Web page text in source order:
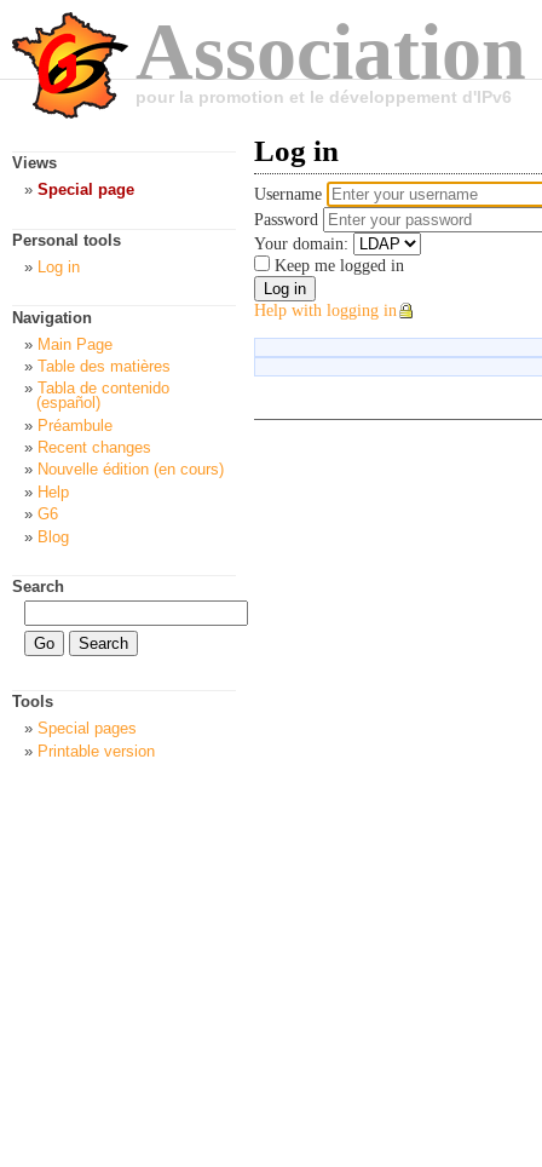
pour la promotion et le développement d'IPv6
Log in
Username
Password
Your domain:
Keep me logged in
Help with logging in
Views
Special page
Personal tools
Log in
Navigation
Main Page
Table des matières
Tabla de contenido
(español)
Préambule
Recent changes
Nouvelle édition (en cours)
Help
G6
Blog
Search
Tools
Special pages
Printable version